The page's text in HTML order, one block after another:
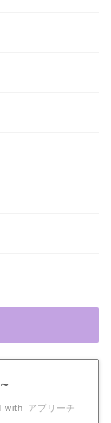
with アプリーチ